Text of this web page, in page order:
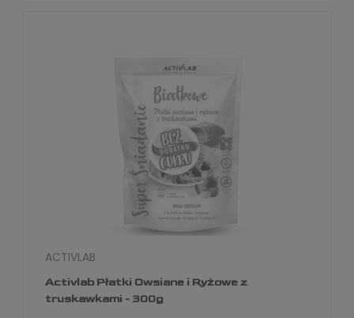
Activlab Płatki Owsiane i Ryżowe z
truskawkami - 300g
ACTIVLAB